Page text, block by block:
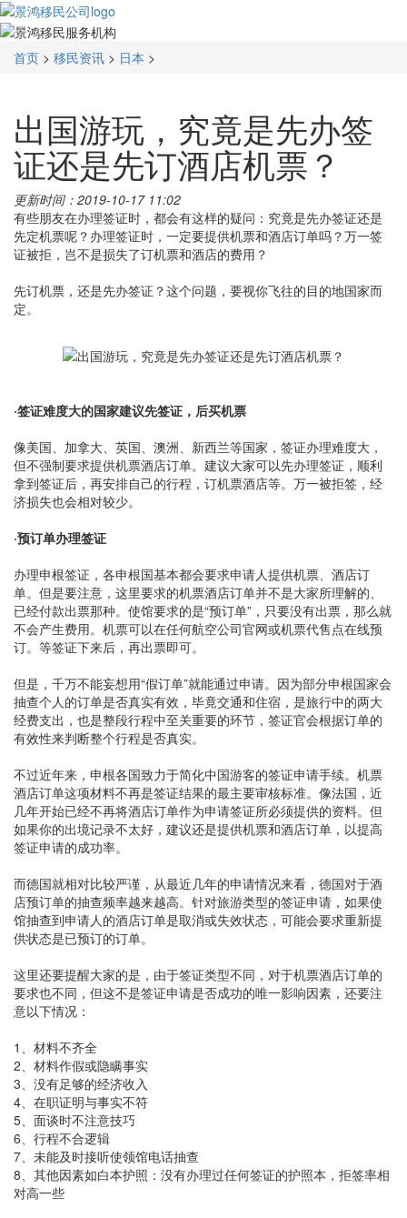
首页 > 移民资讯 > 日本 >
出国游玩，究竟是先办签
证还是先订酒店机票？
更新时间：2019-10-17 11:02
有些朋友在办理签证时，都会有这样的疑问：究竟是先办签证还是
先定机票呢？办理签证时，一定要提供机票和酒店订单吗？万一签
证被拒，岂不是损失了订机票和酒店的费用？
先订机票，还是先办签证？这个问题，要视你飞往的目的地国家而
定。
·签证难度大的国家建议先签证，后买机票
像美国、加拿大、英国、澳洲、新西兰等国家，签证办理难度大，
但不强制要求提供机票酒店订单。建议大家可以先办理签证，顺利
拿到签证后，再安排自己的行程，订机票酒店等。万一被拒签，经
济损失也会相对较少。
·预订单办理签证
办理申根签证，各申根国基本都会要求申请人提供机票、酒店订
单。但是要注意，这里要求的机票酒店订单并不是大家所理解的、
已经付款出票那种。使馆要求的是“预订单”，只要没有出票，那么就
不会产生费用。机票可以在任何航空公司官网或机票代售点在线预
订。等签证下来后，再出票即可。
但是，千万不能妄想用“假订单”就能通过申请。因为部分申根国家会
抽查个人的订单是否真实有效，毕竟交通和住宿，是旅行中的两大
经费支出，也是整段行程中至关重要的环节，签证官会根据订单的
有效性来判断整个行程是否真实。
不过近年来，申根各国致力于简化中国游客的签证申请手续。机票
酒店订单这项材料不再是签证结果的最主要审核标准。像法国，近
几年开始已经不再将酒店订单作为申请签证所必须提供的资料。但
如果你的出境记录不太好，建议还是提供机票和酒店订单，以提高
签证申请的成功率。
而德国就相对比较严谨，从最近几年的申请情况来看，德国对于酒
店预订单的抽查频率越来越高。针对旅游类型的签证申请，如果使
馆抽查到申请人的酒店订单是取消或失效状态，可能会要求重新提
供状态是已预订的订单。
这里还要提醒大家的是，由于签证类型不同，对于机票酒店订单的
要求也不同，但这不是签证申请是否成功的唯一影响因素，还要注
意以下情况：
1、材料不齐全
2、材料作假或隐瞒事实
3、没有足够的经济收入
4、在职证明与事实不符
5、面谈时不注意技巧
6、行程不合逻辑
7、未能及时接听使领馆电话抽查
8、其他因素如白本护照：没有办理过任何签证的护照本，拒签率相
对高一些